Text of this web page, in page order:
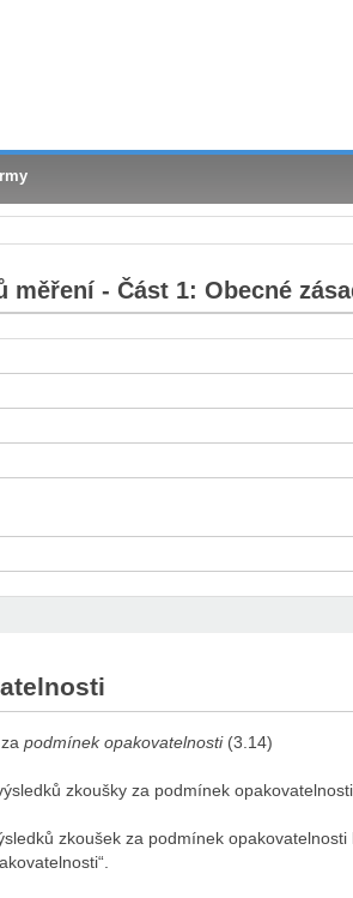
- Část 1: Obecné
podmínek opakovatelnosti(3.14)
zkoušky za podmínek opakovatelnosti.
zkoušek za podmínek opakovatelnosti